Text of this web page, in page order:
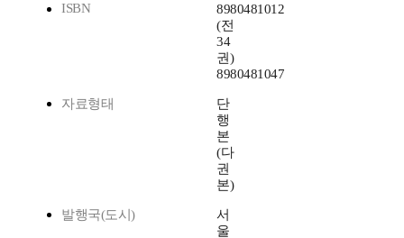
ISBN
8980481012
(전
34
권)
8980481047
자료형태
단
행
본
(다
권
본)
발행국(도시)
서
울